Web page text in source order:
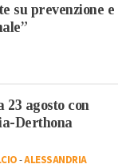
su prevenzione e
agosto con
Derthona
-ALESSANDRIA